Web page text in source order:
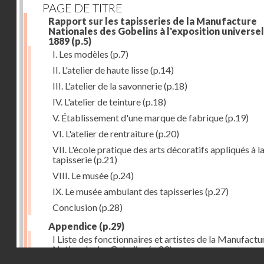
PAGE DE TITRE
Rapport sur les tapisseries de la Manufacture
Nationales des Gobelins à l'exposition
1889 (p.5)
I. Les modèles (p.7)
II. L'atelier de haute lisse(p.14)
III. L'atelier de la savonnerie(p.18)
IV. L'atelier de teinture(p.18)
V. Établissement d'une marque de fabrique(p.19)
VI. L'atelier de rentraiture(p.20)
VII. L'école pratique des arts décoratifs appliqués à la
tapisserie(p.21)
VIII. Le musée(p.24)
IX. Le musée ambulant des tapisseries (p.27)
Conclusion(p.28)
Appendice (p.29)
I Liste des fonctionnaires et artistes de la
Nationale des Gobelins(p.29)